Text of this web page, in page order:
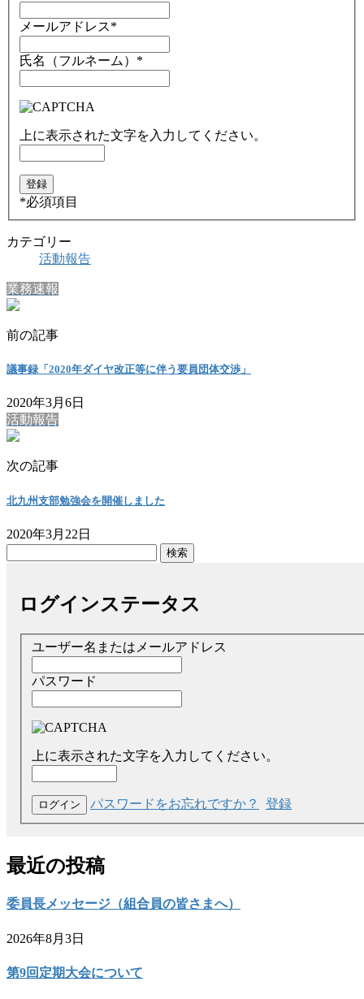
メールアドレス*
氏名（フルネーム） *
上に表示された文字を入力してください。
*必須項目
カテゴリー
活動報告
業務速報
前の記事
議事録「2020年ダイヤ改正等に伴う要員団体交渉」
2020年3月6日
活動報告
次の記事
北九州支部勉強会を開催しました
2020年3月22日
ログインステータス
ユーザー名またはメールアドレス
パスワード
上に表示された文字を入力してください。
パスワードをお忘れですか？ 登録
最近の投稿
委員長メッセージ（組合員の皆さまへ）
2026年8月3日
第9回定期大会について